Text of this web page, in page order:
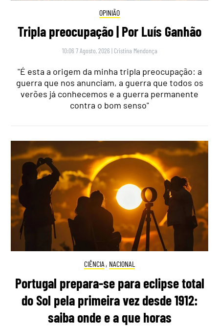
OPINIÃO
Tripla preocupação | Por Luís Ganhão
10:06 7 Agosto, 2026 | Cristina Mendonça
"É esta a origem da minha tripla preocupação: a
guerra que nos anunciam, a guerra que todos os
verões já conhecemos e a guerra permanente
contra o bom senso"
CIÊNCIA , NACIONAL
Portugal prepara-se para eclipse total
do Sol pela primeira vez desde 1912:
saiba onde e a que horas